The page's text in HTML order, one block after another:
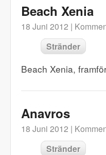
Beach Xenia
18 Juni 2012 |
Stränder
Beach Xenia,
Anavros
18 Juni 2012 |
Stränder